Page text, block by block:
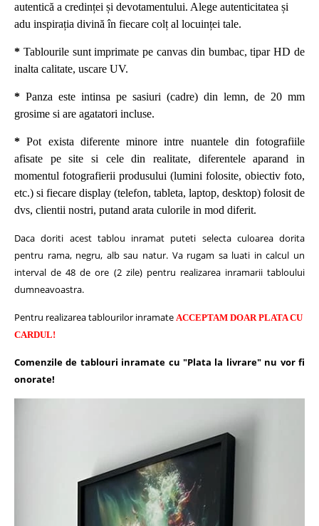
autentică a credinței și devotamentului. Alege autenticitatea și
adu inspirația divină în fiecare colț al locuinței tale.
* Tablourile sunt imprimate pe canvas din bumbac, tipar HD de
inalta calitate, uscare UV.
* Panza este intinsa pe sasiuri (cadre) din lemn, de 20 mm
grosime si are agatatori incluse.
*Pot exista diferente minore intre nuantele din fotografiile
afisate pe site si cele din realitate, diferentele aparand in
momentul fotografierii produsului (lumini folosite, obiectiv foto,
etc.) si fiecare display (telefon, tableta, laptop, desktop) folosit de
dvs, clientii nostri, putand arata culorile in mod diferit.
Daca doriti acest tablou inramat puteti selecta culoarea dorita
pentru rama, negru, alb sau natur. Va rugam sa luati in calcul un
interval de 48 de ore (2 zile) pentru realizarea inramarii tabloului
dumneavoastra.
Pentru realizarea tablourilor inramate ACCEPTAM DOAR PLATA CU
CARDUL!
Comenzile de tablouri inramate cu "Plata la livrare" nu vor fi
onorate!